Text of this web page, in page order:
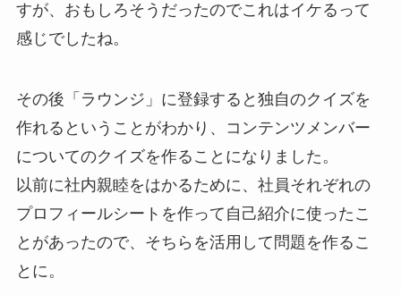
すが、おもしろそうだったのでこれはイケるって
感じでしたね。
その後「ラウンジ」に登録すると独自のクイズを
作れるということがわかり、コンテンツメンバー
についてのクイズを作ることになりました。
以前に社内親睦をはかるために、社員それぞれの
プロフィールシートを作って自己紹介に使ったこ
とがあったので、そちらを活用して問題を作るこ
とに。